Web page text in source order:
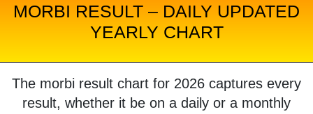
MORBI RESULT – DAILY UPDATED
YEARLY CHART
The morbi result chart for 2026 captures every
result, whether it be on a daily or a monthly